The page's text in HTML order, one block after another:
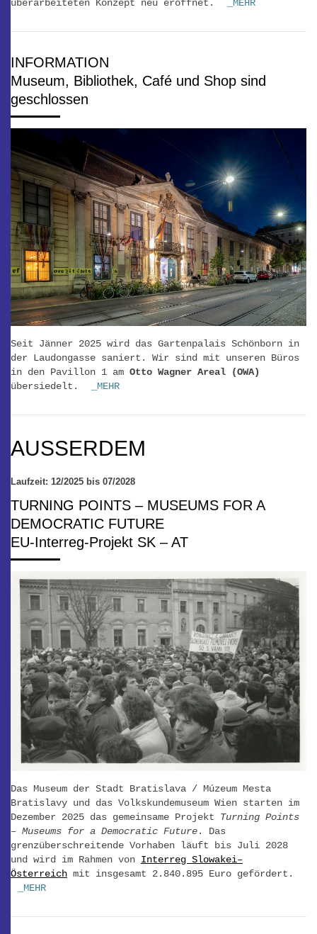
überarbeiteten Konzept neu eröffnet.
_MEHR
INFORMATION
Museum, Bibliothek, Café und Shop sind
geschlossen
Seit Jänner 2025 wird das Gartenpalais Schönborn in
der Laudongasse saniert. Wir sind mit unseren Büros
in den Pavillon 1 am Otto Wagner Areal (OWA)
übersiedelt.
_MEHR
AUSSERDEM
Laufzeit: 12/2025 bis 07/2028
TURNING POINTS – MUSEUMS FOR A
DEMOCRATIC FUTURE
EU-Interreg-Projekt SK – AT
Das Museum der Stadt Bratislava / Múzeum Mesta
Bratislavy und das Volkskundemuseum Wien starten im
Dezember 2025 das gemeinsame Projekt Turning Points
– Museums for a Democratic Future. Das
grenzüberschreitende Vorhaben läuft bis Juli 2028
und wird im Rahmen von Interreg Slowakei–
Österreich mit insgesamt 2.840.895 Euro gefördert.
_MEHR